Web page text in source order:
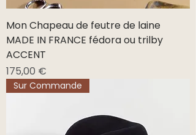
Mon Chapeau de feutre de laine
MADE IN FRANCE fédora ou trilby
ACCENT
Prix
175,00 €
Sur Commande